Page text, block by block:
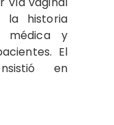
la historia
médica y
El
en